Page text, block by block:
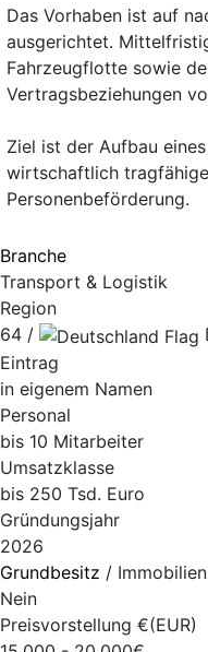
Das Vorhaben ist auf
ausgerichtet.
Fahrzeugflotte sowie
Vertragsbeziehungen
Ziel ist der Aufbau
wirtschaftlich
Personenbeförderung.
Branche
Transport & Logistik
Region
64 /
Eintrag
in eigenem Namen
Personal
bis 10 Mitarbeiter
Umsatzklasse
bis 250 Tsd. Euro
Gründungsjahr
2026
Grundbesitz / Immobilien
Nein
Preisvorstellung €(EUR)